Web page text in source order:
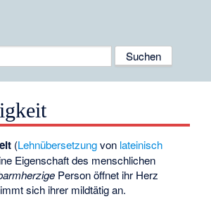
(Lehnübersetzungvon lateinisch
Eigenschaft des menschlichen
Person öffnet ihr Herz
sich ihrer mildtätig an.